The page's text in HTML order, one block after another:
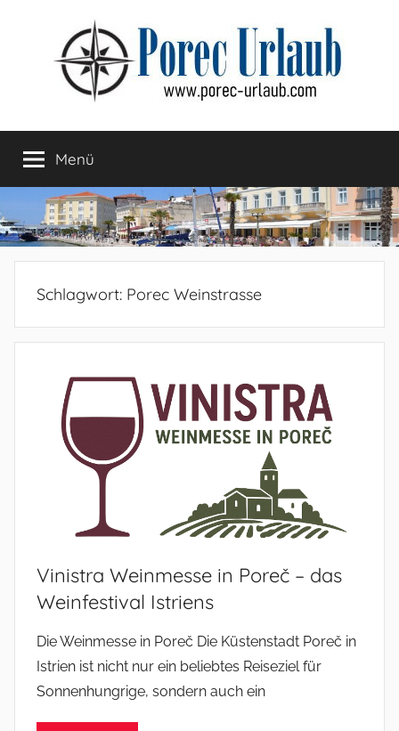
springen
Menü
Schlagwort: Porec Weinstrasse
Vinistra Weinmesse in Poreč – das
Weinfestival Istriens
Die Weinmesse in Poreč Die Küstenstadt Poreč in
Istrien ist nicht nur ein beliebtes Reiseziel für
Sonnenhungrige, sondern auch ein